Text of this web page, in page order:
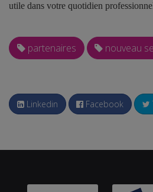
utile dans votre quotidien
partenaires nouveau
Linkedin Facebook